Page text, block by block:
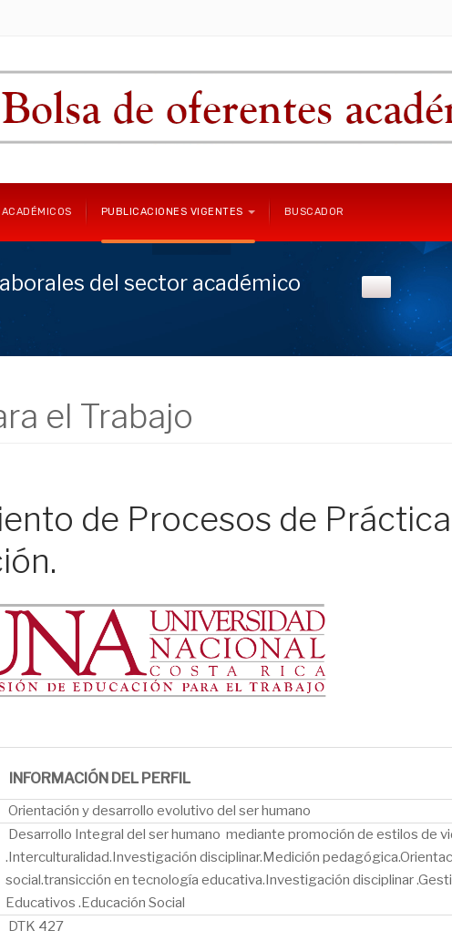
PUBLICACIONES VIGENTES BUSCADOR
del sector académico
el Trabajo
de Procesos de
INFORMACIÓN DEL PERFIL
Orientación y desarrollo evolutivo del ser humano
Desarrollo Integral del ser humano mediante promoción de estilos de
.Interculturalidad.Investigación disciplinar.Medición
social.transicción en tecnología educativa.Investigación disciplinar
Educativos .Educación Social
DTK 427